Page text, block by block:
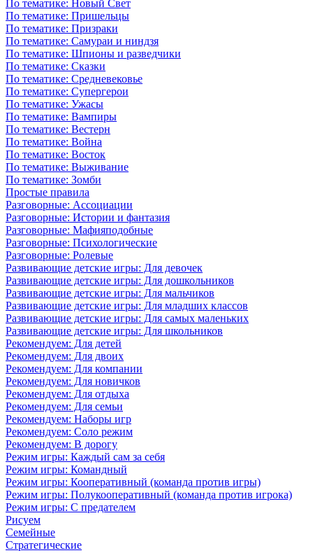
По тематике: Новый Свет
По тематике: Пришельцы
По тематике: Призраки
По тематике: Самураи и ниндзя
По тематике: Шпионы и разведчики
По тематике: Сказки
По тематике: Средневековье
По тематике: Супергерои
По тематике: Ужасы
По тематике: Вампиры
По тематике: Вестерн
По тематике: Война
По тематике: Восток
По тематике: Выживание
По тематике: Зомби
Простые правила
Разговорные: Ассоциации
Разговорные: Истории и фантазия
Разговорные: Мафияподобные
Разговорные: Психологические
Разговорные: Ролевые
Развивающие детские игры: Для девочек
Развивающие детские игры: Для дошкольников
Развивающие детские игры: Для мальчиков
Развивающие детские игры: Для младших классов
Развивающие детские игры: Для самых маленьких
Развивающие детские игры: Для школьников
Рекомендуем: Для детей
Рекомендуем: Для двоих
Рекомендуем: Для компании
Рекомендуем: Для новичков
Рекомендуем: Для отдыха
Рекомендуем: Для семьи
Рекомендуем: Наборы игр
Рекомендуем: Соло режим
Рекомендуем: В дорогу
Режим игры: Каждый сам за себя
Режим игры: Командный
Режим игры: Кооперативный (команда против игры)
Режим игры: Полукооперативный (команда против игрока)
Режим игры: С предателем
Рисуем
Семейные
Стратегические